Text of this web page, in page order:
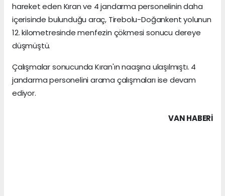
hareket eden Kıran ve 4 jandarma personelinin daha
içerisinde bulunduğu araç, Tirebolu-Doğankent yolunun
12. kilometresinde menfezin çökmesi sonucu dereye
düşmüştü.
Çalışmalar sonucunda Kıran'ın naaşına ulaşılmıştı. 4
jandarma personelini arama çalışmaları ise devam
ediyor.
VAN HABERİ